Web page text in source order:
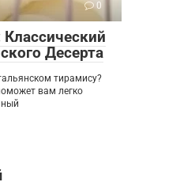
0
Десерта
тирамису?
вам легко